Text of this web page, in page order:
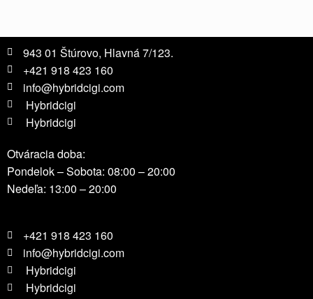
943 01 Štúrovo, Hlavná 7/123.
+421 918 423 160
info@hybridcigi.com
Hybridcigi
Hybridcigi
Otváracia doba:
Pondelok – Sobota: 08:00 – 20:00
Nedeľa: 13:00 – 20:00
+421 918 423 160
info@hybridcigi.com
Hybridcigi
Hybridcigi